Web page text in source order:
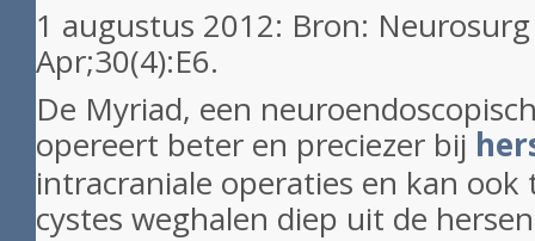
1 augustus 2012: Bron:
Apr;30(4):E6.
De Myriad, een
opereert beter en preciezer bij
intracraniale operaties en kan
cystes weghalen diep uit de